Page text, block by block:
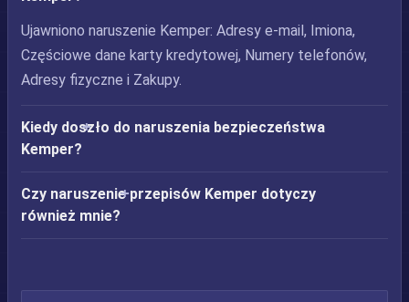
Ujawniono naruszenie Kemper: Adresy e-mail, Imiona,
Częściowe dane karty kredytowej, Numery telefonów,
Adresy fizyczne i Zakupy.
Kiedy doszło do naruszenia bezpieczeństwa
Kemper?
Czy naruszenie przepisów Kemper dotyczy
również mnie?